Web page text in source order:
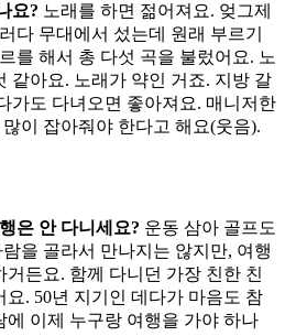
요? 노래를 하면 젊어져요. 엊그제
다 무대에서 섰는데 원래 부르기
를 해서 총 다섯 곡을 불렀어요. 노
같아요. 노래가 약인 거죠. 지방 갈
가도 다녀오면 좋아져요. 매니저한
이 잡아줘야 한다고 해요(웃음).
은 안 다니세요? 운동 삼아 골프도
을 골라서 만나지는 않지만, 여행
든요. 함께 다니던 가장 친한 친
. 50년 지기인 데다가 마음도 참
이제 누구랑 여행을 가야 하나